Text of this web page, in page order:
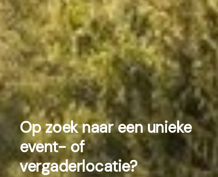
Op zoek naar een unieke
event- of
vergaderlocatie?